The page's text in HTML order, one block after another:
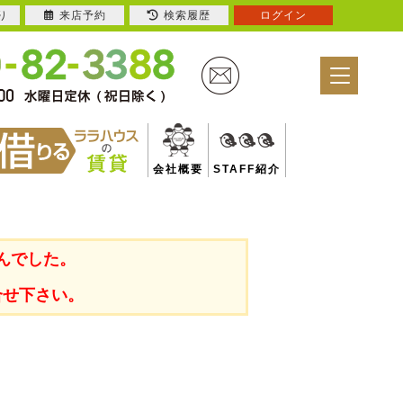
会社概要 STAFF紹介
した。
下さい。
来店予約 検索履歴 ログイン